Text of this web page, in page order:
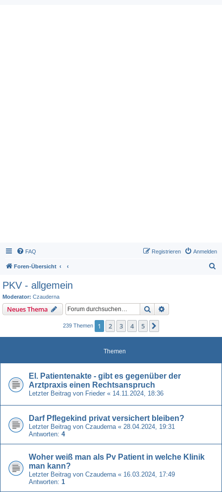
FAQ Anmelden
Registrieren
Foren-Übersicht
PKV - allgemein
Moderator: Czauderna
Neues Thema Suche
239 Themen 1 2 3 4 5
Themen
El. Patientenakte - gibt es gegenüber der
Arztpraxis einen Rechtsanspruch
Letzter Beitrag von Frieder « 14.11.2024, 18:36
Darf Pflegekind privat versichert bleiben?
Letzter Beitrag von Czauderna « 28.04.2024, 19:31
Antworten: 4
Woher weiß man als Pv Patient in welche Klinik
man kann?
Letzter Beitrag von Czauderna « 16.03.2024, 17:49
Antworten: 1